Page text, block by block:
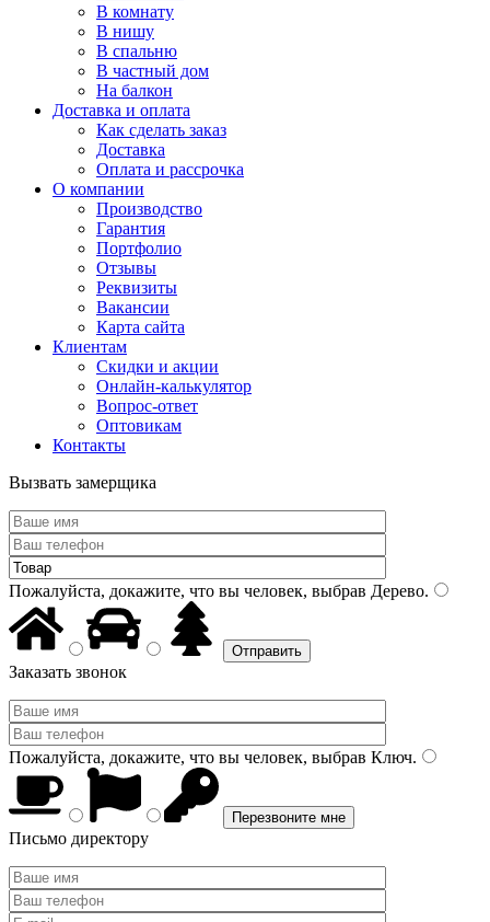
В комнату
В нишу
В спальню
В частный дом
На балкон
Доставка и оплата
Как сделать заказ
Доставка
Оплата и рассрочка
О компании
Производство
Гарантия
Портфолио
Отзывы
Реквизиты
Вакансии
Карта сайта
Клиентам
Скидки и акции
Онлайн-калькулятор
Вопрос-ответ
Оптовикам
Контакты
Вызвать замерщика
Пожалуйста, докажите, что вы человек, выбрав Дерево.
Заказать звонок
Пожалуйста, докажите, что вы человек, выбрав Ключ.
Письмо директору